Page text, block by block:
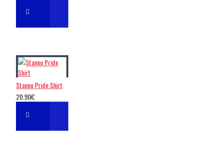
Stanno Pride Shirt
20.90€